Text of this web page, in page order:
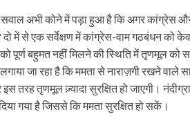
अभी कोने में पड़ा हुआ है कि अगर कांग्रेस और
में से एक सर्वेक्षण में कांग्रेस-वाम गठबंधन को
पूर्ण बहुमत नहीं मिलने की स्थिति में तृणमूल को
जा रहा है कि ममता से नाराज़गी रखने वाले
तरह तृणमूल ज़्यादा सुरक्षित हो जाएगी।
गया है जिससे कि ममता सुरक्षित हो सकें।